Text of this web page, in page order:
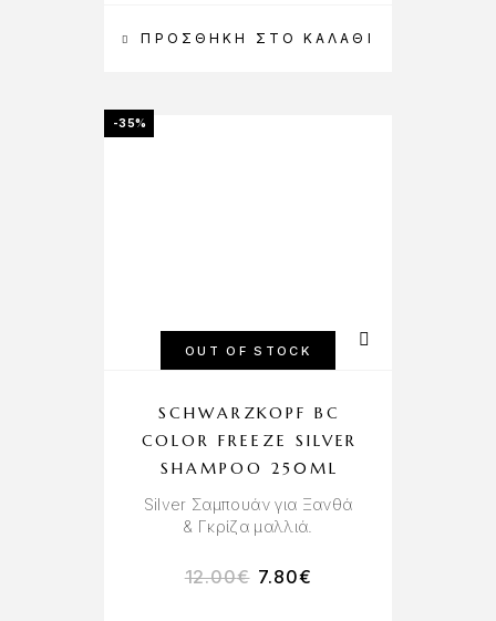
ΠΡΟΣΘΉΚΗ ΣΤΟ ΚΑΛΆΘΙ
-35%
OUT OF STOCK
SCHWARZKOPF BC
COLOR FREEZE SILVER
SHAMPOO 250ML
Silver Σαμπουάν για Ξανθά
& Γκρίζα μαλλιά.
12.00€ 7.80€